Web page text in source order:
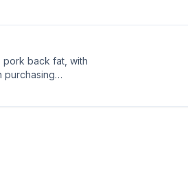
back fat, with
purchasing